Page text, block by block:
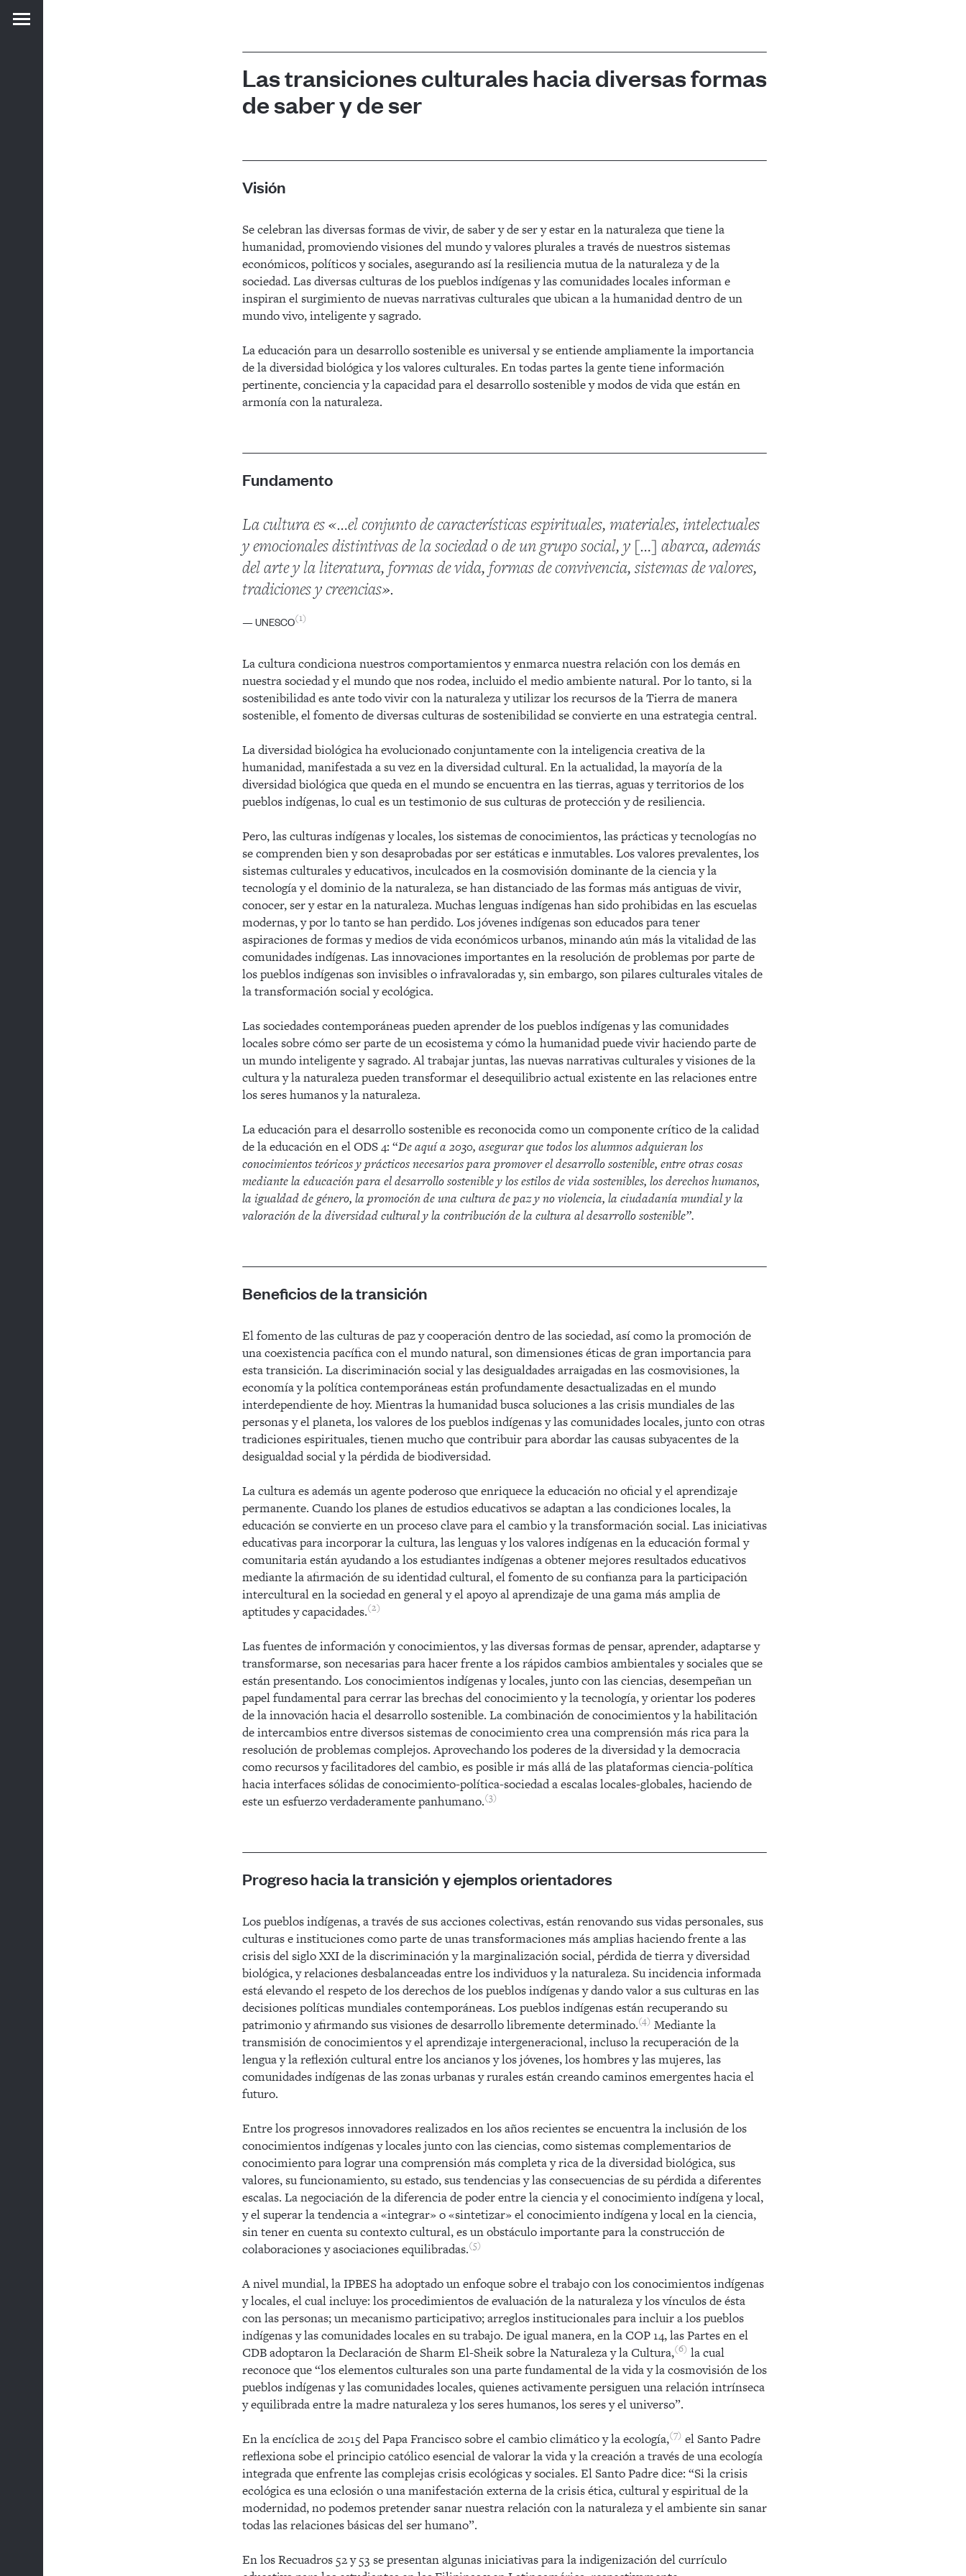
Las transiciones culturales hacia diversas formas
de saber y de ser
Visión
Se celebran las diversas formas de vivir, de saber y de ser y estar en la naturaleza que tiene la
humanidad, promoviendo visiones del mundo y valores plurales a través de nuestros sistemas
económicos, políticos y sociales, asegurando así la resiliencia mutua de la naturaleza y de la
sociedad. Las diversas culturas de los pueblos indígenas y las comunidades locales informan e
inspiran el surgimiento de nuevas narrativas culturales que ubican a la humanidad dentro de un
mundo vivo, inteligente y sagrado.
La educación para un desarrollo sostenible es universal y se entiende ampliamente la importancia
de la diversidad biológica y los valores culturales. En todas partes la gente tiene información
pertinente, conciencia y la capacidad para el desarrollo sostenible y modos de vida que están en
armonía con la naturaleza.
Fundamento
La cultura es «…el conjunto de características espirituales, materiales, intelectuales
y emocionales distintivas de la sociedad o de un grupo social, y […] abarca, además
del arte y la literatura, formas de vida, formas de convivencia, sistemas de valores,
tradiciones y creencias».
— UNESCO 1
La cultura condiciona nuestros comportamientos y enmarca nuestra relación con los demás en
nuestra sociedad y el mundo que nos rodea, incluido el medio ambiente natural. Por lo tanto, si la
sostenibilidad es ante todo vivir con la naturaleza y utilizar los recursos de la Tierra de manera
sostenible, el fomento de diversas culturas de sostenibilidad se convierte en una estrategia central.
La diversidad biológica ha evolucionado conjuntamente con la inteligencia creativa de la
humanidad, manifestada a su vez en la diversidad cultural. En la actualidad, la mayoría de la
diversidad biológica que queda en el mundo se encuentra en las tierras, aguas y territorios de los
pueblos indígenas, lo cual es un testimonio de sus culturas de protección y de resiliencia.
Pero, las culturas indígenas y locales, los sistemas de conocimientos, las prácticas y tecnologías no
se comprenden bien y son desaprobadas por ser estáticas e inmutables. Los valores prevalentes, los
sistemas culturales y educativos, inculcados en la cosmovisión dominante de la ciencia y la
tecnología y el dominio de la naturaleza, se han distanciado de las formas más antiguas de vivir,
conocer, ser y estar en la naturaleza. Muchas lenguas indígenas han sido prohibidas en las escuelas
modernas, y por lo tanto se han perdido. Los jóvenes indígenas son educados para tener
aspiraciones de formas y medios de vida económicos urbanos, minando aún más la vitalidad de las
comunidades indígenas. Las innovaciones importantes en la resolución de problemas por parte de
los pueblos indígenas son invisibles o infravaloradas y, sin embargo, son pilares culturales vitales de
la transformación social y ecológica.
Las sociedades contemporáneas pueden aprender de los pueblos indígenas y las comunidades
locales sobre cómo ser parte de un ecosistema y cómo la humanidad puede vivir haciendo parte de
un mundo inteligente y sagrado. Al trabajar juntas, las nuevas narrativas culturales y visiones de la
cultura y la naturaleza pueden transformar el desequilibrio actual existente en las relaciones entre
los seres humanos y la naturaleza.
La educación para el desarrollo sostenible es reconocida como un componente crítico de la calidad
de la educación en el ODS 4: “De aquí a 2030, asegurar que todos los alumnos adquieran los
conocimientos teóricos y prácticos necesarios para promover el desarrollo sostenible, entre otras cosas
mediante la educación para el desarrollo sostenible y los estilos de vida sostenibles, los derechos humanos,
la igualdad de género, la promoción de una cultura de paz y no violencia, la ciudadanía mundial y la
valoración de la diversidad cultural y la contribución de la cultura al desarrollo sostenible”.
Beneficios de la transición
El fomento de las culturas de paz y cooperación dentro de las sociedad, así como la promoción de
una coexistencia pacífica con el mundo natural, son dimensiones éticas de gran importancia para
esta transición. La discriminación social y las desigualdades arraigadas en las cosmovisiones, la
economía y la política contemporáneas están profundamente desactualizadas en el mundo
interdependiente de hoy. Mientras la humanidad busca soluciones a las crisis mundiales de las
personas y el planeta, los valores de los pueblos indígenas y las comunidades locales, junto con otras
tradiciones espirituales, tienen mucho que contribuir para abordar las causas subyacentes de la
desigualdad social y la pérdida de biodiversidad.
La cultura es además un agente poderoso que enriquece la educación no oficial y el aprendizaje
permanente. Cuando los planes de estudios educativos se adaptan a las condiciones locales, la
educación se convierte en un proceso clave para el cambio y la transformación social. Las iniciativas
educativas para incorporar la cultura, las lenguas y los valores indígenas en la educación formal y
comunitaria están ayudando a los estudiantes indígenas a obtener mejores resultados educativos
mediante la afirmación de su identidad cultural, el fomento de su confianza para la participación
intercultural en la sociedad en general y el apoyo al aprendizaje de una gama más amplia de
aptitudes y capacidades. 2
Las fuentes de información y conocimientos, y las diversas formas de pensar, aprender, adaptarse y
transformarse, son necesarias para hacer frente a los rápidos cambios ambientales y sociales que se
están presentando. Los conocimientos indígenas y locales, junto con las ciencias, desempeñan un
papel fundamental para cerrar las brechas del conocimiento y la tecnología, y orientar los poderes
de la innovación hacia el desarrollo sostenible. La combinación de conocimientos y la habilitación
de intercambios entre diversos sistemas de conocimiento crea una comprensión más rica para la
resolución de problemas complejos. Aprovechando los poderes de la diversidad y la democracia
como recursos y facilitadores del cambio, es posible ir más allá de las plataformas ciencia-política
hacia interfaces sólidas de conocimiento-política-sociedad a escalas locales-globales, haciendo de
este un esfuerzo verdaderamente panhumano. 3
Progreso hacia la transición y ejemplos orientadores
Los pueblos indígenas, a través de sus acciones colectivas, están renovando sus vidas personales, sus
culturas e instituciones como parte de unas transformaciones más amplias haciendo frente a las
crisis del siglo XXI de la discriminación y la marginalización social, pérdida de tierra y diversidad
biológica, y relaciones desbalanceadas entre los individuos y la naturaleza. Su incidencia informada
está elevando el respeto de los derechos de los pueblos indígenas y dando valor a sus culturas en las
decisiones políticas mundiales contemporáneas. Los pueblos indígenas están recuperando su
patrimonio y afirmando sus visiones de desarrollo libremente determinado. 4 Mediante la
transmisión de conocimientos y el aprendizaje intergeneracional, incluso la recuperación de la
lengua y la reflexión cultural entre los ancianos y los jóvenes, los hombres y las mujeres, las
comunidades indígenas de las zonas urbanas y rurales están creando caminos emergentes hacia el
futuro.
Entre los progresos innovadores realizados en los años recientes se encuentra la inclusión de los
conocimientos indígenas y locales junto con las ciencias, como sistemas complementarios de
conocimiento para lograr una comprensión más completa y rica de la diversidad biológica, sus
valores, su funcionamiento, su estado, sus tendencias y las consecuencias de su pérdida a diferentes
escalas. La negociación de la diferencia de poder entre la ciencia y el conocimiento indígena y local,
y el superar la tendencia a «integrar» o «sintetizar» el conocimiento indígena y local en la ciencia,
sin tener en cuenta su contexto cultural, es un obstáculo importante para la construcción de
colaboraciones y asociaciones equilibradas. 5
A nivel mundial, la IPBES ha adoptado un enfoque sobre el trabajo con los conocimientos indígenas
y locales, el cual incluye: los procedimientos de evaluación de la naturaleza y los vínculos de ésta
con las personas; un mecanismo participativo; arreglos institucionales para incluir a los pueblos
indígenas y las comunidades locales en su trabajo. De igual manera, en la COP 14, las Partes en el
CDB adoptaron la Declaración de Sharm El-Sheik sobre la Naturaleza y la Cultura, 6 la cual
reconoce que “los elementos culturales son una parte fundamental de la vida y la cosmovisión de los
pueblos indígenas y las comunidades locales, quienes activamente persiguen una relación intrínseca
y equilibrada entre la madre naturaleza y los seres humanos, los seres y el universo”.
En la encíclica de 2015 del Papa Francisco sobre el cambio climático y la ecología, 7 el Santo Padre
reflexiona sobe el principio católico esencial de valorar la vida y la creación a través de una ecología
integrada que enfrente las complejas crisis ecológicas y sociales. El Santo Padre dice: “Si la crisis
ecológica es una eclosión o una manifestación externa de la crisis ética, cultural y espiritual de la
modernidad, no podemos pretender sanar nuestra relación con la naturaleza y el ambiente sin sanar
todas las relaciones básicas del ser humano”.
En los Recuadros 52 y 53 se presentan algunas iniciativas para la indigenización del currículo